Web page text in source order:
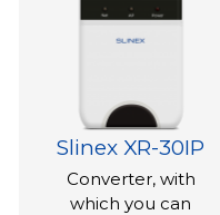
Slinex XR-30IP
Converter, with
which you can